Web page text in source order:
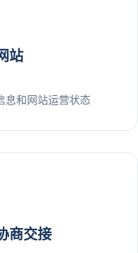
站
息和网站运营状态
商交接